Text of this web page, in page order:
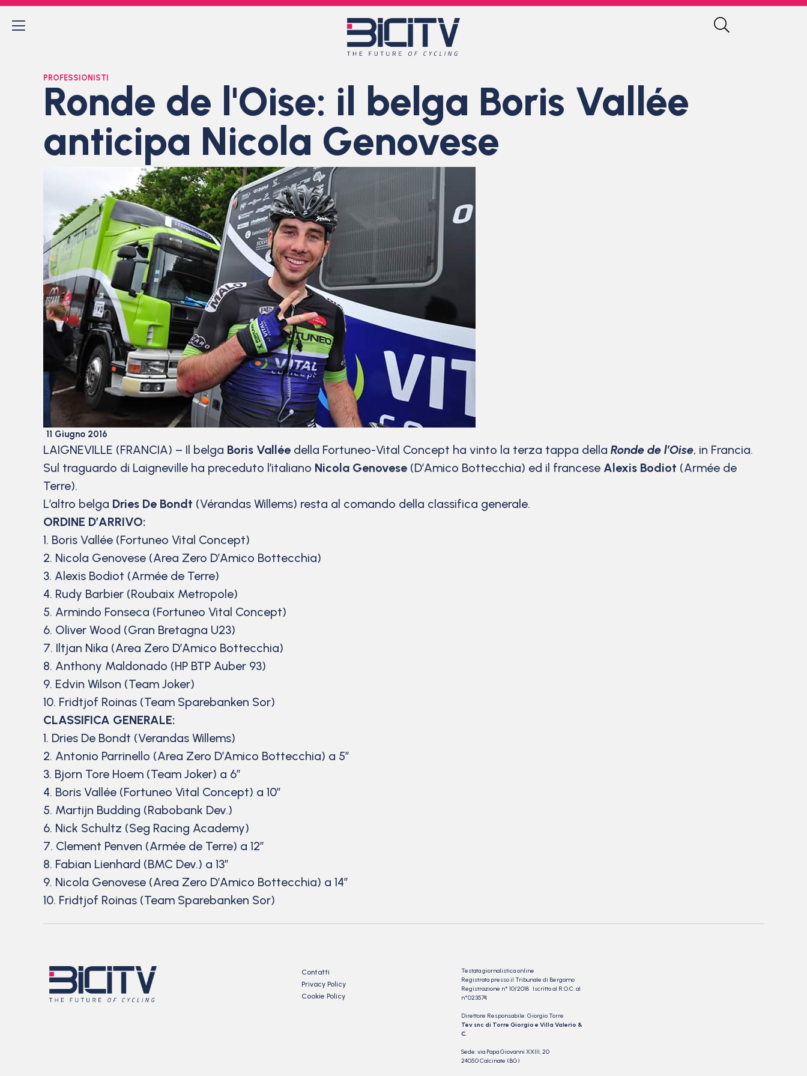
PROFESSIONISTI
Ronde de l'Oise: il belga Boris Vallée
anticipa Nicola Genovese
11 Giugno 2016
LAIGNEVILLE (FRANCIA) – Il belga Boris Vallée della Fortuneo-Vital Concept ha vinto la terza tappa della Ronde de l’Oise, in Francia.
Sul traguardo di Laigneville ha preceduto l’italiano Nicola Genovese (D’Amico Bottecchia) ed il francese Alexis Bodiot (Armée de
Terre).
L’altro belga Dries De Bondt (Vérandas Willems) resta al comando della classifica generale.
ORDINE D’ARRIVO:
1. Boris Vallée (Fortuneo Vital Concept)
2. Nicola Genovese (Area Zero D’Amico Bottecchia)
3. Alexis Bodiot (Armée de Terre)
4. Rudy Barbier (Roubaix Metropole)
5. Armindo Fonseca (Fortuneo Vital Concept)
6. Oliver Wood (Gran Bretagna U23)
7. Iltjan Nika (Area Zero D’Amico Bottecchia)
8. Anthony Maldonado (HP BTP Auber 93)
9. Edvin Wilson (Team Joker)
10. Fridtjof Roinas (Team Sparebanken Sor)
CLASSIFICA GENERALE:
1. Dries De Bondt (Verandas Willems)
2. Antonio Parrinello (Area Zero D’Amico Bottecchia) a 5″
3. Bjorn Tore Hoem (Team Joker) a 6″
4. Boris Vallée (Fortuneo Vital Concept) a 10″
5. Martijn Budding (Rabobank Dev.)
6. Nick Schultz (Seg Racing Academy)
7. Clement Penven (Armée de Terre) a 12″
8. Fabian Lienhard (BMC Dev.) a 13″
9. Nicola Genovese (Area Zero D’Amico Bottecchia) a 14″
10. Fridtjof Roinas (Team Sparebanken Sor)
Contatti
Privacy Policy
Cookie Policy
Testata giornalistica online
Registrata presso il Tribunale di Bergamo
Registrazione n° 10/2018 Iscritto al R.O.C. al
n°023574
Direttore Responsabile: Giorgio Torre
Tev snc di Torre Giorgio e Villa Valerio &
C.
Sede: via Papa Giovanni XXIII, 20
24050 Calcinate (BG)